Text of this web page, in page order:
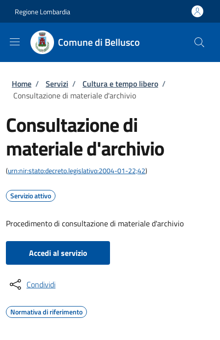
Regione Lombardia
Comune di Bellusco
Briciole di pane
Home / Servizi / Cultura e tempo libero /
Consultazione di materiale d'archivio
Consultazione di
materiale d'archivio
(urn:nir:stato:decreto.legislativo:2004-01-22;42)
Servizio attivo
Procedimento di consultazione di materiale d'archivio
Accedi al servizio
Condividi
Normativa di riferimento